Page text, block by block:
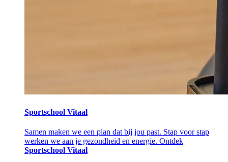
Sportschool Vitaal
Samen maken we een plan dat bij jou past. Stap voor stap
werken we aan je gezondheid en energie. Ontdek
Sportschool Vitaal